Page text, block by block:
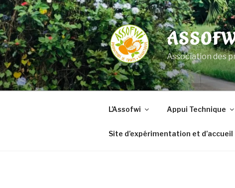
Aller
au
contenu
principal
Association des
L’Assofwi Appui Technique
Site d’expérimentation et d’accueil